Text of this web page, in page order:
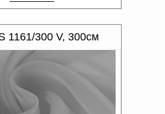
1161/300 V, 300см